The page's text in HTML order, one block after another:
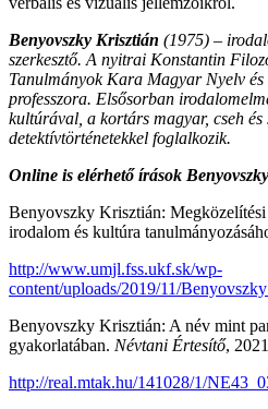
Benyovszky Krisztián (1975) –
szerkesztő. A nyitrai Konstantin
Tanulmányok Kara Magyar Nyelv és
professzora. Elsősorban
kultúrával, a kortárs magyar, cseh és
detektívtörténetekkel foglalkozik.
Online is elérhető írások
Benyovszky Krisztián:
irodalom és kultúra
http://www.umjl.fss.ukf.sk/wp-
content/uploads/2019/11/
Benyovszky Krisztián: A név mint
gyakorlatában. Névtani Értesítő,
http://real.mtak.hu/141028/1/